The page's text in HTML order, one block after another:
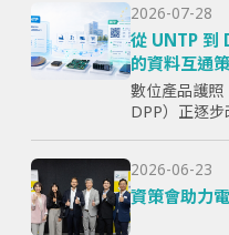
成果交流活動
2026-07-28
從 UNTP 到
的資料互通
數位產品護
DPP）正逐
購、製...
2026-06-23
資策會助力